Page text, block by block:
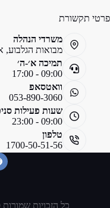
פרטי תקשורת
משרדי הנהלה
מבואות הגלבוע,
תמיכה א׳-ה׳
09:00 - 17:00
וואטסאפ
053-890-3060
שעות פעילות
09:00 - 23:00
טלפון
1700-50-51-56
כל הזכויות שמורות